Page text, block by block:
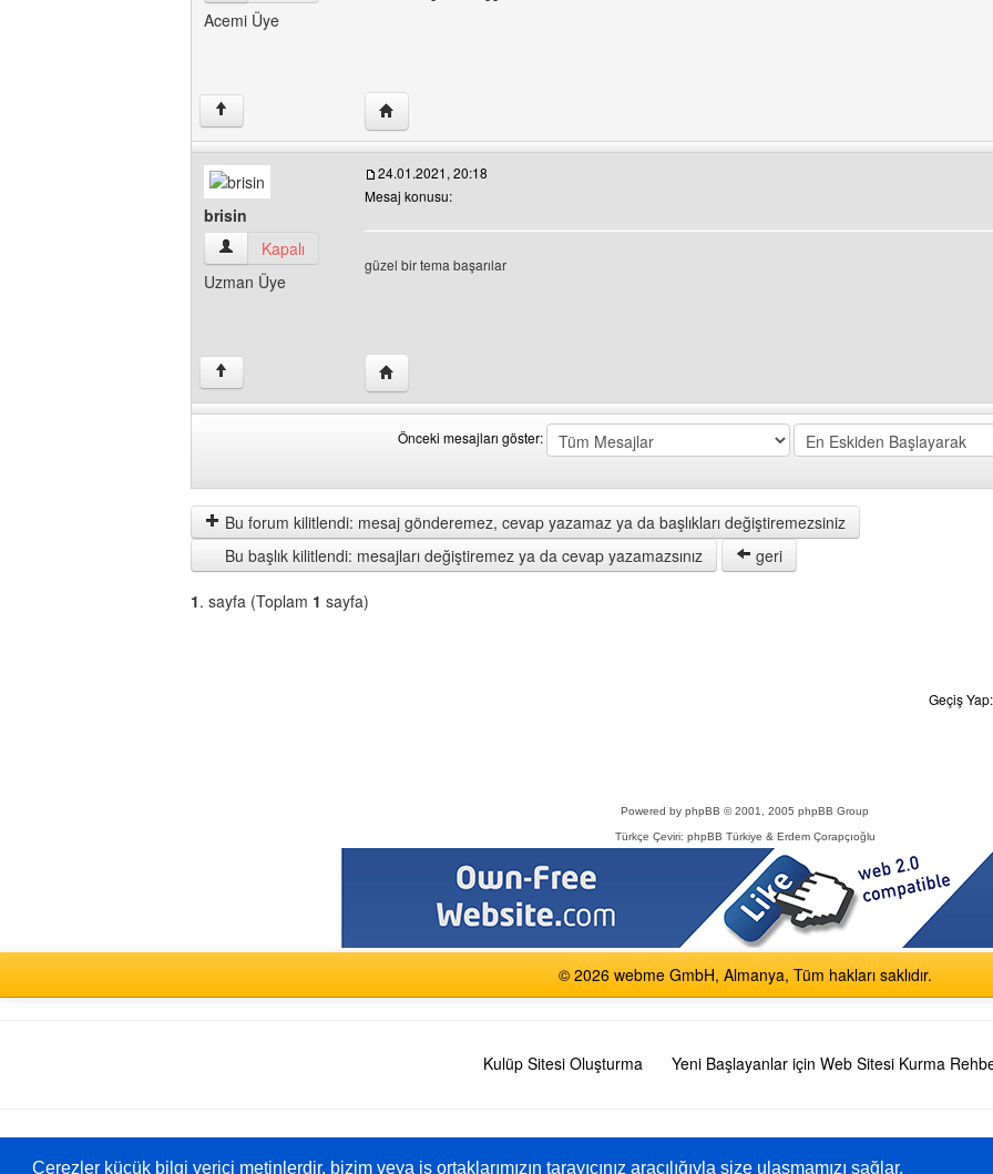
Acemi Üye
↑ Yazarın web sitesini ziyaret et: kriptogelirim
brisin
brisin Kullanıcının profilini görüntüle
Kapalı
Uzman Üye
24.01.2021, 20:18
Mesaj konusu:
güzel bir tema başarılar
↑ Yazarın web sitesini ziyaret et: brisin
Önceki mesajları göster:
mesajları
göster
by
Bu forum kilitlendi: mesaj gönderemez, cevap yazamaz ya da başlıkları değiştiremezsiniz
Bu başlık kilitlendi: mesajları değiştiremez ya da cevap yazamazsınız
geri
1. sayfa (Toplam 1 sayfa)
Geçiş Yap:
Powered by phpBB © 2001, 2005 phpBB Group
Türkçe Çeviri: phpBB Türkiye & Erdem Çorapçıoğlu
© 2026 webme GmbH, Almanya, Tüm hakları saklıdır.
Kulüp Sitesi Oluşturma Yeni Başlayanlar için Web Sitesi Kurma
Çerezler küçük bilgi verici metinlerdir, bizim veya iş ortaklarımızın tarayıcınız aracılığıyla size ulaşmamızı sağlar.